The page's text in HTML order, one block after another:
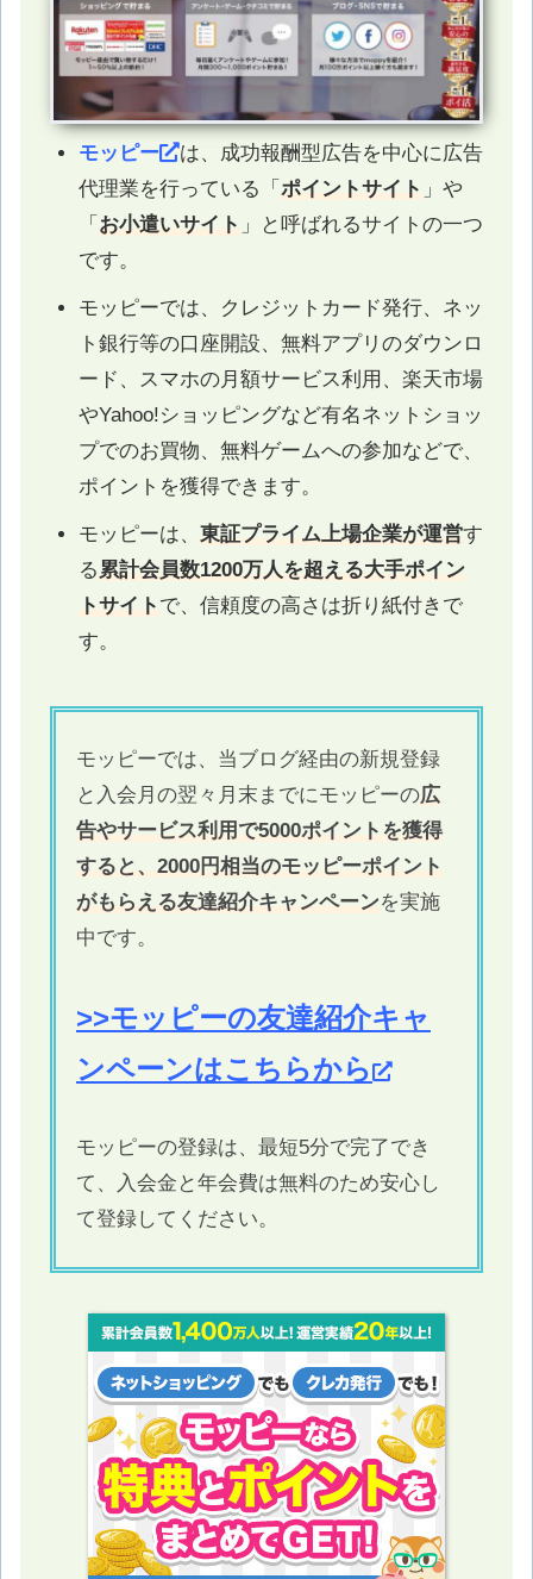
モッピー
は、成功報酬型広告を中心に広告
代理業を行っている「 ポイントサイト 」や
「 お小遣いサイト 」と呼ばれるサイトの一つ
です。
モッピーでは、クレジットカード発行、ネッ
ト銀行等の口座開設、無料アプリのダウンロ
ード、スマホの月額サービス利用、楽天市場
やYahoo!ショッピングなど有名ネットショッ
プでのお買物、無料ゲームへの参加などで、
ポイントを獲得できます。
モッピーは、 東証プライム上場企業が運営す
る累計会員数1200万人を超える大手ポイン
トサイト で、信頼度の高さは折り紙付きで
す。
モッピーでは、当ブログ経由の新規登録
と入会月の翌々月末までにモッピーの広
告やサービス利用で5000ポイントを獲得
すると、2000円相当のモッピーポイント
がもらえる友達紹介キャンペーンを実施
中です。
>>モッピーの友達紹介キャ
ンペーンはこちらから
モッピーの登録は、最短5分で完了でき
て、入会金と年会費は無料のため安心し
て登録してください。